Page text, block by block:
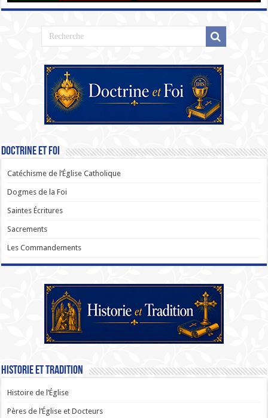
Doctrine et Foi
Catéchisme de l’Église Catholique
Dogmes de la Foi
Saintes Écritures
Sacrements
Les Commandements
Historie et Tradition
Histoire de l’Église
Pères de l’Église et Docteurs